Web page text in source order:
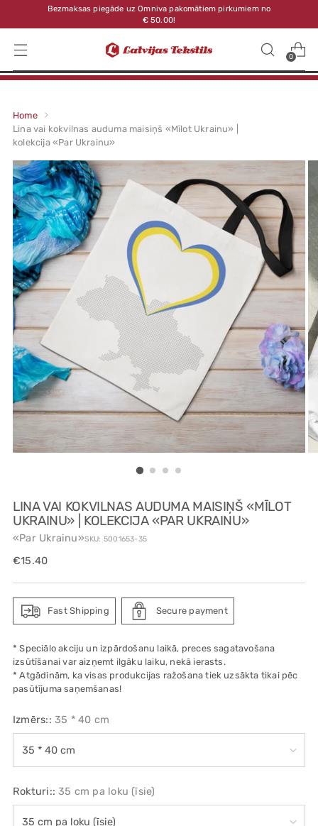
Bezmaksas piegāde uz Omniva pakomātiem pirkumiem no
€ 50.00!
0
Home
Lina vai kokvilnas auduma maisiņš «Mīlot Ukrainu» |
kolekcija «Par Ukrainu»
LINA VAI KOKVILNAS AUDUMA MAISIŅŠ «MĪLOT
UKRAINU» | KOLEKCIJA «PAR UKRAINU»
«Par Ukrainu»SKU: 5001653-35
Regular
€15.40
Fast Shipping Secure payment
* Speciālo akciju un izpārdošanu laikā, preces sagatavošana
izsūtīšanai var aizņemt ilgāku laiku, nekā ierasts.
* Atgādinām, ka visas produkcijas ražošana tiek uzsākta tikai pēc
pasūtījuma saņemšanas!
Izmērs:: 35 * 40 cm
Rokturi::35 cm pa loku (īsie)